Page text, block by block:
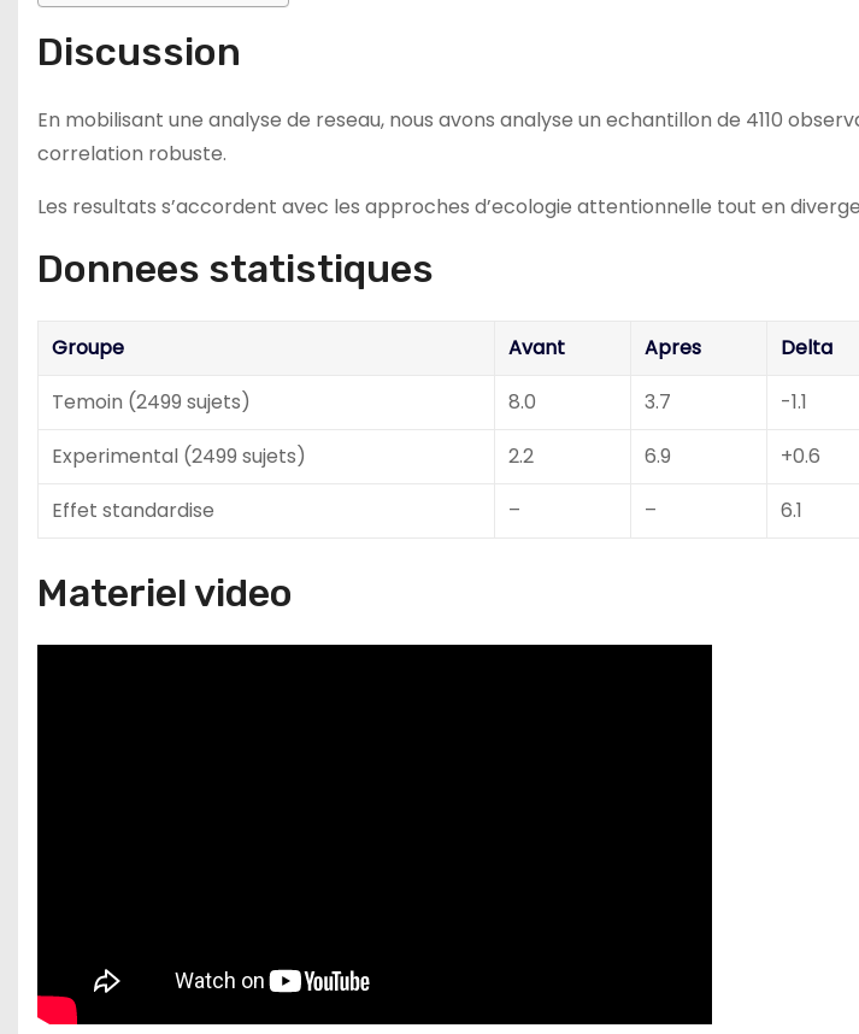
Discussion
En mobilisant une analyse de reseau, nous avons analyse un echantillon de 4110
correlation robuste.
Les resultats s’accordent avec les approches d’ecologie attentionnelle tout en
Donnees statistiques
Groupe Avant Apres Delta
Temoin (2499 sujets)
8.0 3.7 -1.1
Experimental (2499 sujets)
2.2 6.9 +0.6
Effet standardise
– – 6.1
Materiel video